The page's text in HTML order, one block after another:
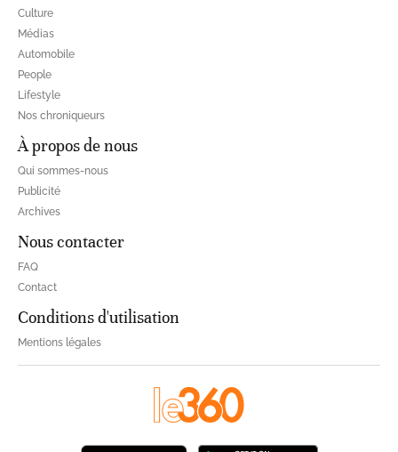
Culture
Médias
Automobile
People
Lifestyle
Nos chroniqueurs
À propos de nous
Qui sommes-nous
Publicité
Archives
Nous contacter
FAQ
Contact
Conditions d'utilisation
Mentions légales